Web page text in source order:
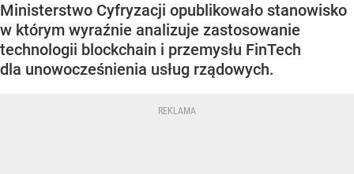
Ministerstwo Cyfryzacji opublikowało stanowisko
w którym wyraźnie analizuje zastosowanie
technologii blockchain i przemysłu FinTech
dla unowocześnienia usług rządowych.